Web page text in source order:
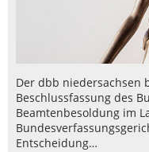
Der dbb niedersachsen
Beschlussfassung des
Beamtenbesoldung im
Entscheidung…